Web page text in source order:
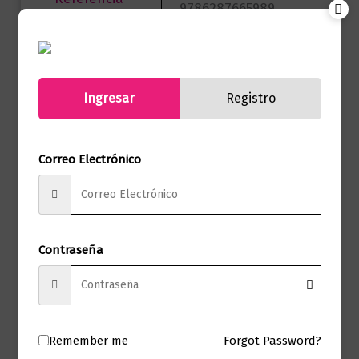
9786287665989
Páginas
Sello Editorial Planeta
Formato 15 x 23
Presentación
Ingresar Registro
Correo Electrónico
Contraseña
Remember me Forgot Password?